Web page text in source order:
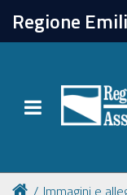
Regione
Toggle
chiudi
Attività
Formazione
Immagini e